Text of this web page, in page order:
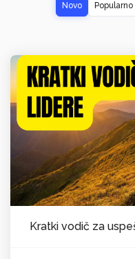
Novo Popularno
Kratki vodič za